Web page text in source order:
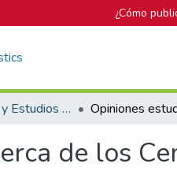
¿Cómo
Investigaciones y Estudios del DOP
de los